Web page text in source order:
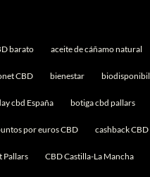
barato aceite de cáñamo natural
CBD bienestar
cbd España botiga cbd pallars
por euros CBD cashback CBD
Pallars CBD Castilla-La Mancha